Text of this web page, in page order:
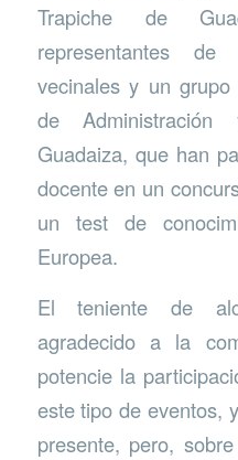
Trapiche de
representantes
vecinales y un
de
Guadaiza, que han
docente en un
un test de
Europea.
El teniente de
agradecido a la
potencie la
este tipo de eventos,
presente, pero,